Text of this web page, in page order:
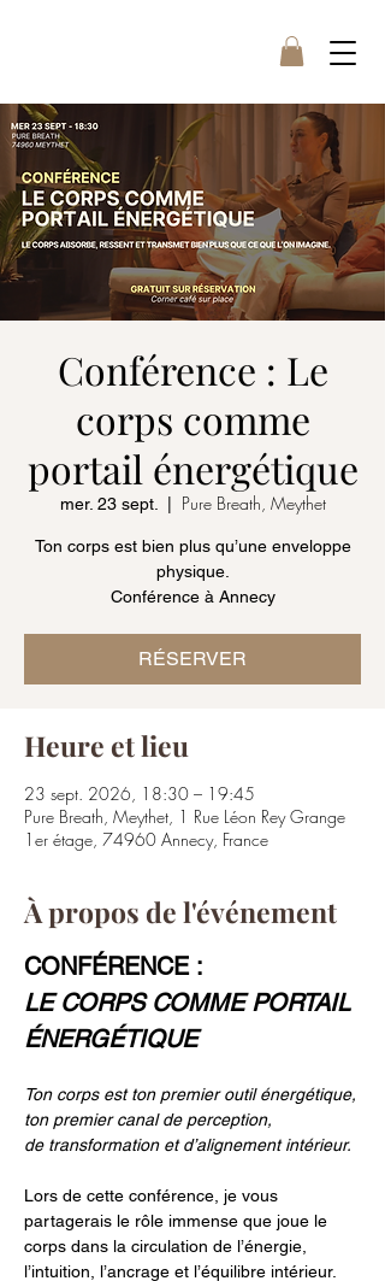
Conférence : Le
corps comme
portail énergétique
mer. 23 sept. Pure Breath, Meythet
Ton corps est bien plus qu’une enveloppe
physique.
Conférence à Annecy
RÉSERVER
Heure et lieu
23 sept. 2026, 18:30 – 19:45
Pure Breath, Meythet, 1 Rue Léon Rey Grange
1er étage, 74960 Annecy, France
À propos de l'événement
CONFÉRENCE :
LE CORPS COMME PORTAIL
ÉNERGÉTIQUE
Ton corps est ton premier outil énergétique,
ton premier canal de perception,
de transformation et d’alignement intérieur.
Lors de cette conférence, je vous
partagerais le rôle immense que joue le
corps dans la circulation de l’énergie,
l’intuition, l’ancrage et l’équilibre intérieur.